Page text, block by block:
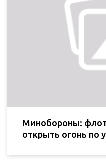
Минобороны:
открыть огонь по